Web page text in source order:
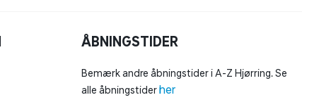
ÅBNINGSTIDER
Bemærk andre åbningstider i A-Z Hjørring. Se
alle åbningstiderher